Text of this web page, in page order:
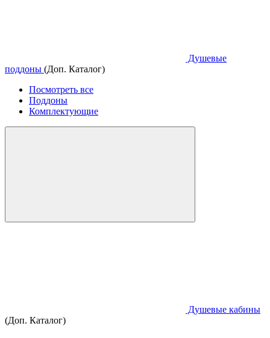
Душевые
поддоны (Доп. Каталог)
Посмотреть все
Поддоны
Комплектующие
Душевые кабины
(Доп. Каталог)